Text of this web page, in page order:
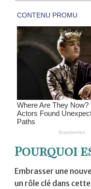
Pourquoi
Embrasser une
un rôle clé dans